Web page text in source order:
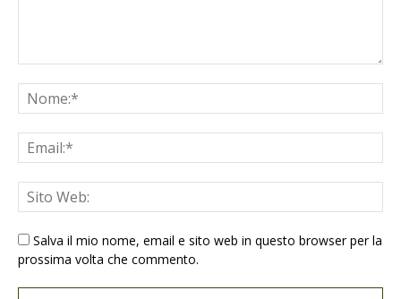
Salva il mio nome, email e sito web in questo browser per la
prossima volta che commento.